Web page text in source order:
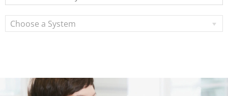
Choose a System